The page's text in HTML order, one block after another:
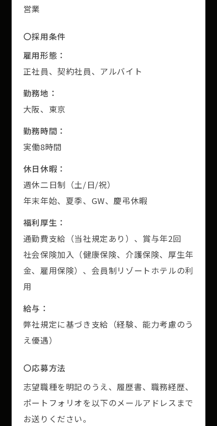
営業
〇採用条件
雇用形態：
正社員、契約社員、アルバイト
勤務地：
大阪、東京
勤務時間：
実働8時間
休日休暇：
週休二日制（土/日/祝）
年末年始、夏季、GW、慶弔休暇
福利厚生：
通勤費支給（当社規定あり）、賞与年2回
社会保険加入（健康保険、介護保険、厚生年
金、雇用保険）、会員制リゾートホテルの利
用
給与：
弊社規定に基づき支給（経験、能力考慮のう
え優遇）
〇応募方法
志望職種を明記のうえ、履歴書、職務経歴、
ポートフォリオを以下のメールアドレスまで
お送りください。